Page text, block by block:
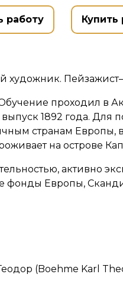
работу Купить
художник.
проходил в
1892 года.
странам
на острове
активно
фонды Европы,
(Boehme Karl